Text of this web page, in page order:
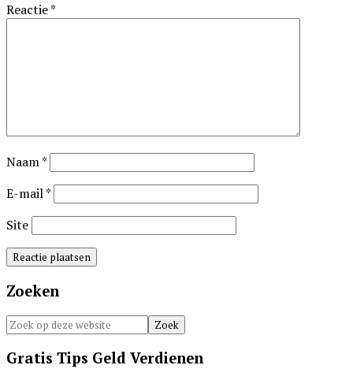
Reactie*
Naam*
E-mail*
Site
Primaire
Sidebar
Zoeken
Zoek
op
deze
Gratis Tips Geld Verdienen